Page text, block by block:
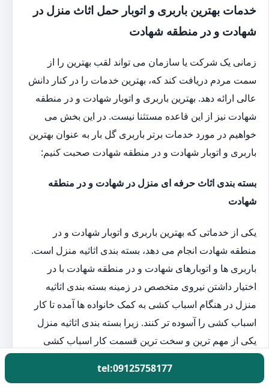
خدمات بهترین باربری و اتوبار حمل اثاث منزل در
شهادت و در منطقه شهادت
زمانی یک شرکت یا سازمان می تواند لقب بهترین را از
سمت مردم دریافت کند که، بهترین خدمات را در کنار دانش
عالی ارائه دهد. بهترین باربری و اتوبار شهادت و در منطقه
شهادت نیز از این قاعده مستثنا نیست. در این بخش می
خواهیم در مورد خدمات برتر باربری گل بار به عنوان بهترین
باربری و اتوبار شهادت و در منطقه شهادت صحبت کنیم:
بسته بندی اثاث حرفه ای منزل در شهادت و در منطقه
شهادت
یکی از خدماتی که بهترین باربری و اتوبار شهادت و در
منطقه شهادت انجام می دهد، بسته بندی اثاثیه منزل است.
باربری ها و اتوبارهای شهادت و در منطقه شهادت با در
اختیار داشتن نیروی متخصص در زمینه بسته بندی اثاثیه
منزل در هنگام اسباب کشی به کمک خانواده ها آمده تا کار
اسباب کشی را آسوده تر کنند. زیرا بسته بندی اثاثیه منزل
یکی از مهم ترین و سخت ترین قسمت کار اسباب کشی
tel:09125758177